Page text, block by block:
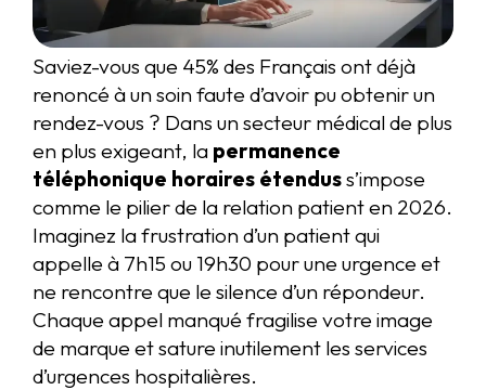
Saviez-vous que 45% des Français ont déjà
renoncé à un soin faute d’avoir pu obtenir un
rendez-vous ? Dans un secteur médical de plus
en plus exigeant, la permanence
téléphonique horaires étenduss’impose
comme le pilier de la relation patient en 2026.
Imaginez la frustration d’un patient qui
appelle à 7h15 ou 19h30 pour une urgence et
ne rencontre que le silence d’un répondeur.
Chaque appel manqué fragilise votre image
de marque et sature inutilement les services
d’urgences hospitalières.